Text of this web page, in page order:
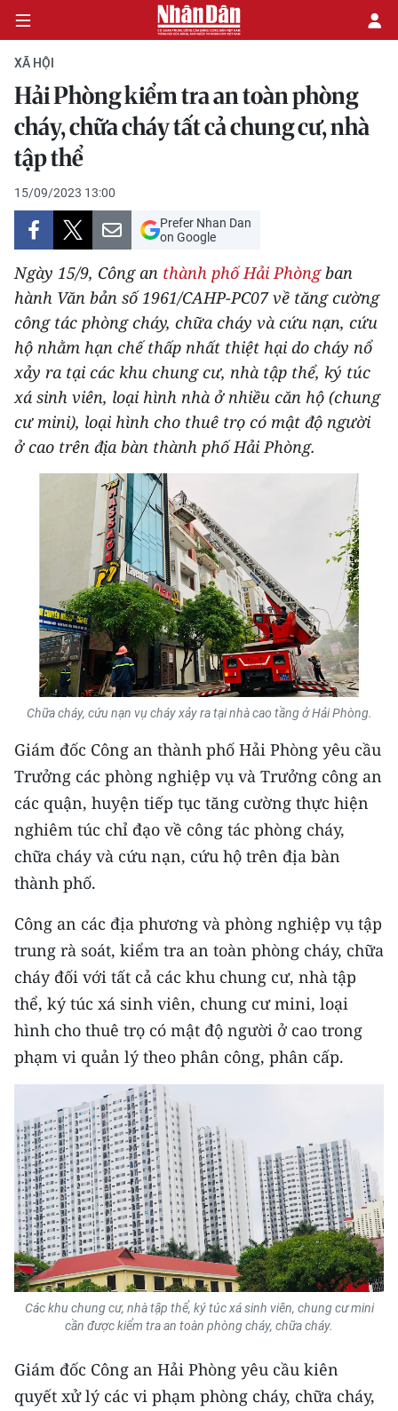
CHÍNH TRỊ
KINH TẾ
VĂN HÓA
XÃ HỘI
PHÁP LUẬT
DU LỊCH
THẾ GIỚI
THỂ THAO
KHOA HỌC - CÔNG NGHỆ
MÔI TRƯỜNG
BẠN ĐỌC
KIỂM CHỨNG THÔNG TIN
TRI THỨC CHUYÊN SÂU
54 DÂN TỘC VIỆT NAM
CHƯƠNG TRÌNH OCOP - MỖI XÃ
MỘT SẢN PHẨM
RADIO
MEDIA CENTER
E-Magazine
Video
Media Kinh tế
Media Văn hóa
Media Xã hội
Media Pháp luật
Media Du lịch
Media Thế giới
Media Thể thao
Media Y tế
XÃ HỘI
Hải Phòng kiểm tra an toàn phòng
cháy, chữa cháy tất cả chung cư, nhà
tập thể
15/09/2023 13:00
Prefer Nhan Dan
on Google
Ngày 15/9, Công an thành phố Hải Phòngban
hành Văn bản số 1961/CAHP-PC07 về tăng cường
công tác phòng cháy, chữa cháy và cứu nạn, cứu
hộ nhằm hạn chế thấp nhất thiệt hại do cháy nổ
xảy ra tại các khu chung cư, nhà tập thể, ký túc
xá sinh viên, loại hình nhà ở nhiều căn hộ (chung
cư mini), loại hình cho thuê trọ có mật độ người
ở cao trên địa bàn thành phố Hải Phòng.
Chữa cháy, cứu nạn vụ cháy xảy ra tại nhà cao tầng ở Hải Phòng.
Giám đốc Công an thành phố Hải Phòng yêu cầu
Trưởng các phòng nghiệp vụ và Trưởng công an
các quận, huyện tiếp tục tăng cường thực hiện
nghiêm túc chỉ đạo về công tác phòng cháy,
chữa cháy và cứu nạn, cứu hộ trên địa bàn
thành phố.
Công an các địa phương và phòng nghiệp vụ tập
trung rà soát, kiểm tra an toàn phòng cháy, chữa
cháy đối với tất cả các khu chung cư, nhà tập
thể, ký túc xá sinh viên, chung cư mini, loại
hình cho thuê trọ có mật độ người ở cao trong
phạm vi quản lý theo phân công, phân cấp.
Các khu chung cư, nhà tập thể, ký túc xá sinh viên, chung cư mini
cần được kiểm tra an toàn phòng cháy, chữa cháy.
Giám đốc Công an Hải Phòng yêu cầu kiên
quyết xử lý các vi phạm phòng cháy, chữa cháy,